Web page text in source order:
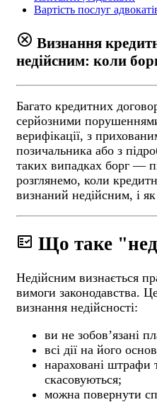
Вартість послуг
cancel Визнання
недійсним: коли
Багато кредитних
серйозними
верифікації, з
позичальника або з
таких випадках борг —
розглянемо, коли
визнаний недійсним, і
fact_check Що таке
Недійсним визнається
вимоги законодавства.
визнання недійсності:
ви не зобов’язані
всі дії на його
нараховані
скасовуються;
можна повернути